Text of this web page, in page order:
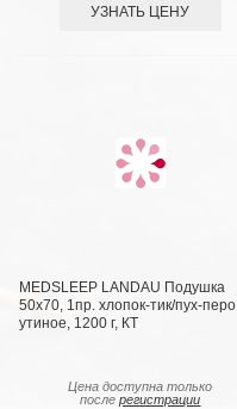
УЗНАТЬ ЦЕНУ
MEDSLEEP LANDAU Подушка
50х70, 1пр. хлопок-тик/пух-перо
утиное, 1200 г, КТ
Цена доступна только
послерегистрации